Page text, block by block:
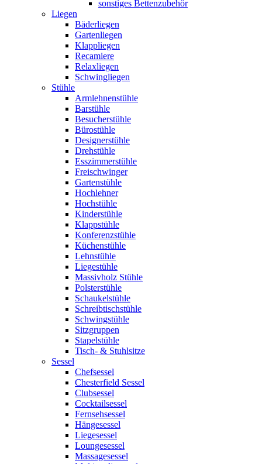
sonstiges Bettenzubehör
Liegen
Bäderliegen
Gartenliegen
Klappliegen
Recamiere
Relaxliegen
Schwingliegen
Stühle
Armlehnenstühle
Barstühle
Besucherstühle
Bürostühle
Designerstühle
Drehstühle
Esszimmerstühle
Freischwinger
Gartenstühle
Hochlehner
Hochstühle
Kinderstühle
Klappstühle
Konferenzstühle
Küchenstühle
Lehnstühle
Liegestühle
Massivholz Stühle
Polsterstühle
Schaukelstühle
Schreibtischstühle
Schwingstühle
Sitzgruppen
Stapelstühle
Tisch- & Stuhlsitze
Sessel
Chefsessel
Chesterfield Sessel
Clubsessel
Cocktailsessel
Fernsehsessel
Hängesessel
Liegesessel
Loungesessel
Massagesessel